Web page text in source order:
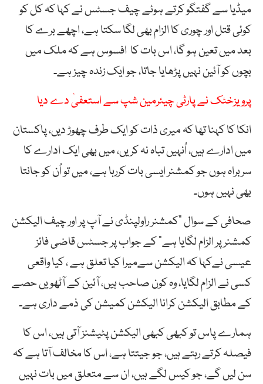
میڈیا سے گفتگو کرتے ہوئے چیف جسٹس نے کہا کہ کل کو
کوئی قتل اور چوری کا الزام بھی لگا سکتا ہے، اچھے برے کا
بعد میں تعین ہو گا، اس بات کا افسوس ہے کہ ملک میں
بچوں کو آئین نہیں پڑھایا جاتا، جو ایک زندہ چیز ہے۔
پرویزخٹک نے پارٹی چیئرمین شپ سے استعفیٰ دے دیا
انکا کا کہنا تھا کہ میری ذات کو ایک طرف چھوڑ دیں، پاکستان
میں ادارے ہیں، اُنہیں تباہ نہ کریں، میں بھی ایک ادارے کا
سربراہ ہوں جو کمشنر ایسی بات کررہا ہے، میں تو اُن کو جانتا
بھی نہیں ہوں۔
صحافی کے سوال ”کمشنر راولپنڈی نے آپ پر اور چیف الیکشن
کمشنر پر الزام لگایا ہے” کے جواب پر جسٹس قاضی فائز
عیسی نےکہا کہ الیکشن سےمیرا کیا تعلق ہے ، کیا واقعی
کسی نے الزام لگایا، وہ کون صاحب ہیں، آئین کے آٹھویں حصے
کے مطابق الیکشن کرانا الیکشن کمیشن کی ذمے داری ہے۔
ہمارے پاس تو کبھی کبھی الیکشن پٹیشنز آتی ہیں، اس کا
فیصلہ کرتے رہتے ہیں، جو جیتتا ہے، اس کا مخالف آتا ہے کہ
سن لیں گے، جو کیس لگے ہیں، ان سے متعلق میں بات نہیں